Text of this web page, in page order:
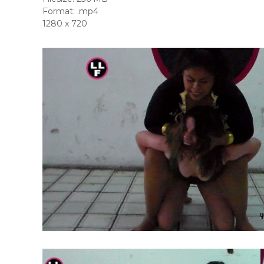
Format: .mp4
1280 x 720